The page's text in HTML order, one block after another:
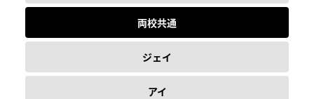
両校共通
ジェイ
アイ